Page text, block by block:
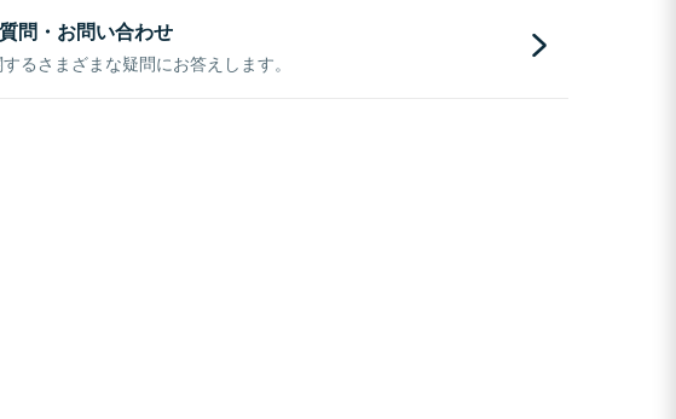
問・お問い合わせ
るさまざまな疑問にお答えします。